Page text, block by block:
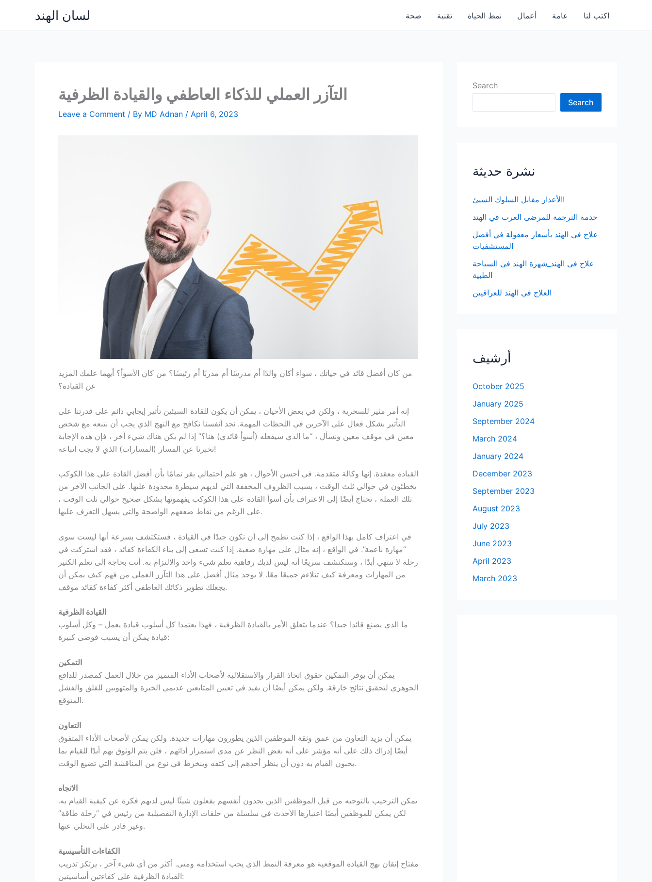
content
لسان الهند صحة تقنية نمط الحياة أعمال عامة اكتب لنا
التآزر العملي للذكاء العاطفي والقيادة الظرفية
Leave a Comment / By MD Adnan / April 6, 2023
من كان أفضل قائد في حياتك ، سواء أكان والدًا أم مدرسًا أم مدربًا أم رئيسًا؟ من كان الأسوأ؟ أيهما علمك المزيد
عن القيادة؟
إنه أمر مثير للسخرية ، ولكن في بعض الأحيان ، يمكن أن يكون للقادة السيئين تأثير إيجابي دائم على قدرتنا على
التأثير بشكل فعال على الآخرين في اللحظات المهمة. نجد أنفسنا نكافح مع النهج الذي يجب أن نتبعه مع شخص
معين في موقف معين ونسأل ، “ما الذي سيفعله (أسوأ قائدي) هنا؟” إذا لم يكن هناك شيء آخر ، فإن هذه الإجابة
تخبرنا عن المسار (المسارات) الذي لا يجب اتباعه!
القيادة معقدة. إنها وكالة متقدمة. في أحسن الأحوال ، هو علم احتمالي يقر تمامًا بأن أفضل القادة على هذا الكوكب
يخطئون في حوالي ثلث الوقت ، بسبب الظروف المخففة التي لديهم سيطرة محدودة عليها. على الجانب الآخر من
تلك العملة ، نحتاج أيضًا إلى الاعتراف بأن أسوأ القادة على هذا الكوكب يفهمونها بشكل صحيح حوالي ثلث الوقت ،
على الرغم من نقاط ضعفهم الواضحة والتي يسهل التعرف عليها.
في اعتراف كامل بهذا الواقع ، إذا كنت تطمح إلى أن تكون جيدًا في القيادة ، فستكتشف بسرعة أنها ليست سوى
“مهارة ناعمة”. في الواقع ، إنه مثال على مهارة صعبة. إذا كنت تسعى إلى بناء الكفاءة كقائد ، فقد اشتركت في
رحلة لا تنتهي أبدًا ، وستكتشف سريعًا أنه ليس لديك رفاهية تعلم شيء واحد والالتزام به. أنت بحاجة إلى تعلم الكثير
من المهارات ومعرفة كيف تتلاءم جميعًا معًا. لا يوجد مثال أفضل على هذا التآزر العملي من فهم كيف يمكن أن
يجعلك تطوير ذكائك العاطفي أكثر كفاءة كقائد موقف.
القيادة الظرفية
ما الذي يصنع قائدا جيدا؟ عندما يتعلق الأمر بالقيادة الظرفية ، فهذا يعتمد! كل أسلوب قيادة يعمل – وكل أسلوب
قيادة يمكن أن يسبب فوضى كبيرة:
التمكين
يمكن أن يوفر التمكين حقوق اتخاذ القرار والاستقلالية لأصحاب الأداء المتميز من خلال العمل كمصدر للدافع
الجوهري لتحقيق نتائج خارقة. ولكن يمكن أيضًا أن يفيد في تعيين المتابعين عديمي الخبرة والمتهوبين للقلق والفشل
المتوقع.
التعاون
يمكن أن يزيد التعاون من عمق وثقة الموظفين الذين يطورون مهارات جديدة. ولكن يمكن لأصحاب الأداء المتفوق
أيضًا إدراك ذلك على أنه مؤشر على أنه بغض النظر عن مدى استمرار أدائهم ، فلن يتم الوثوق بهم أبدًا للقيام بما
يحبون القيام به دون أن ينظر أحدهم إلى كتفه وينخرط في نوع من المناقشة التي تضيع الوقت.
الاتجاه
يمكن الترحيب بالتوجيه من قبل الموظفين الذين يجدون أنفسهم يفعلون شيئًا ليس لديهم فكرة عن كيفية القيام به.
لكن يمكن للموظفين أيضًا اعتبارها الأحدث في سلسلة من حلقات الإدارة التفصيلية من رئيس في “رحلة طاقة”
وغير قادر على التخلي عنها.
الكفاءات التأسيسية
مفتاح إتقان نهج القيادة الموقعية هو معرفة النمط الذي يجب استخدامه ومتى. أكثر من أي شيء آخر ، يرتكز تدريب
القيادة الظرفية على كفاءتين أساسيتين:
Search
Search
نشرة حديثة
الأعذار مقابل السلوك السيئ!
خدمة الترجمة للمرضى العرب في الهند
علاج في الهند بأسعار معقولة في أفضل
المستشفيات
علاج في الهند_شهرة الهند في السياحة
الطبية
العلاج في الهند للعراقيين
أرشيف
October 2025
January 2025
September 2024
March 2024
January 2024
December 2023
September 2023
August 2023
July 2023
June 2023
April 2023
March 2023